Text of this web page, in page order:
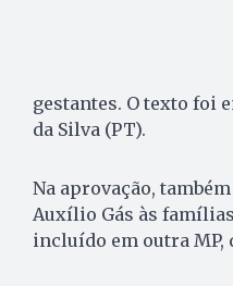
gestantes. O texto foi
da Silva (PT).
Na aprovação,
Auxílio Gás às
incluído em outra MP,